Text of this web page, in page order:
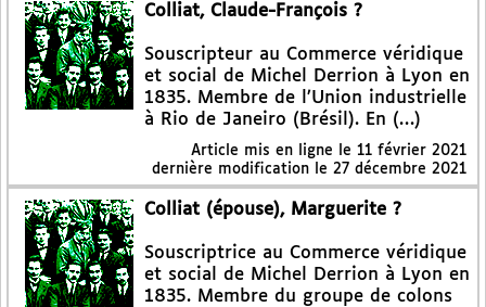
Colliat, Claude-François ?
Souscripteur au Commerce véridique
et social de Michel Derrion à Lyon en
1835. Membre de l’Union industrielle
à Rio de Janeiro (Brésil). En (…)
Article mis en ligne le 11 février 2021
dernière modification le 27 décembre 2021
Colliat (épouse), Marguerite ?
Souscriptrice au Commerce véridique
et social de Michel Derrion à Lyon en
1835. Membre du groupe de colons